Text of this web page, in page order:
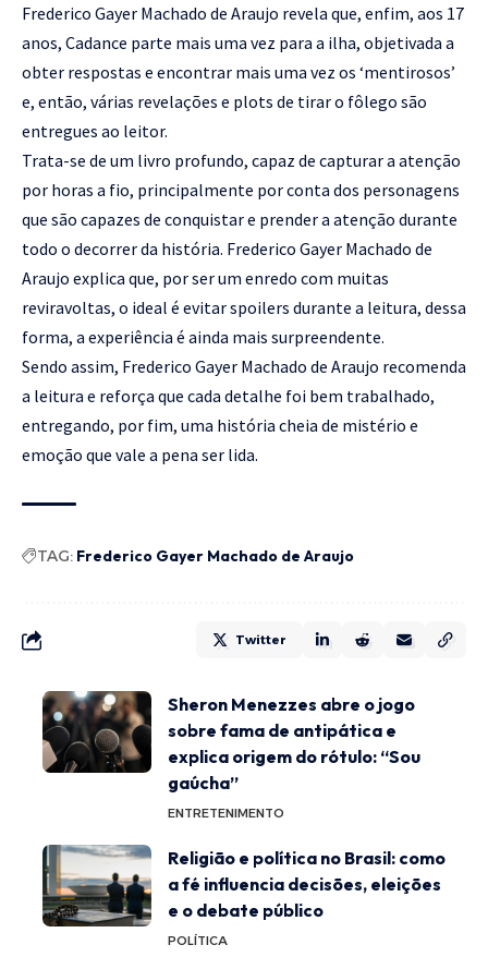
Frederico Gayer Machado de Araujo revela que, enfim, aos 17
anos, Cadance parte mais uma vez para a ilha, objetivada a
obter respostas e encontrar mais uma vez os ‘mentirosos’
e, então, várias revelações e plots de tirar o fôlego são
entregues ao leitor.
Trata-se de um livro profundo, capaz de capturar a atenção
por horas a fio, principalmente por conta dos personagens
que são capazes de conquistar e prender a atenção durante
todo o decorrer da história. Frederico Gayer Machado de
Araujo explica que, por ser um enredo com muitas
reviravoltas, o ideal é evitar spoilers durante a leitura, dessa
forma, a experiência é ainda mais surpreendente.
Sendo assim, Frederico Gayer Machado de Araujo recomenda
a leitura e reforça que cada detalhe foi bem trabalhado,
entregando, por fim, uma história cheia de mistério e
emoção que vale a pena ser lida.
TAG: Frederico Gayer Machado de Araujo
Twitter
Sheron Menezzes abre o jogo
sobre fama de antipática e
explica origem do rótulo: “Sou
gaúcha”
ENTRETENIMENTO
Religião e política no Brasil: como
a fé influencia decisões, eleições
e o debate público
POLÍTICA